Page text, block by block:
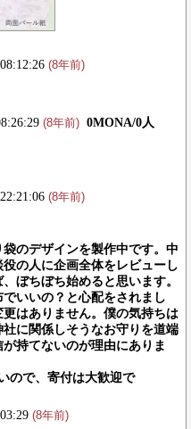
(8年前)
(8年前) 0MONA/0人
(8年前)
のデザインを製作中です。中
の人に企画全体をレビューし
ぼちぼち始めると思います。
いいの？と心配をされまし
はありません。僕の気持ちは
に関係しそうなお守りを道端
持てないのが理由にありま
ので、寄付は大歓迎で
(8年前)